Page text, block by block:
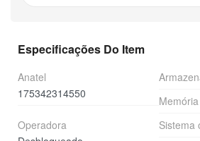
Especificações Do Item
Anatel
175342314550
Operadora
Sistema